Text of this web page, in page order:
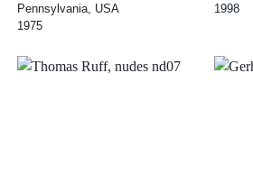
Pennsylvania, USA
1975
1998